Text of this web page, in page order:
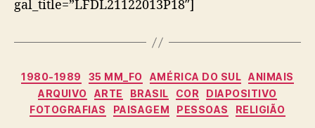
gal_title=”LFDL21122013P18″]
Categorias
1980-1989 35 MM_FO AMÉRICA DO SUL ANIMAIS
ARQUIVO
ARTE BRASIL COR
DIAPOSITIVO
FOTOGRAFIAS
PAISAGEM PESSOAS RELIGIÃO